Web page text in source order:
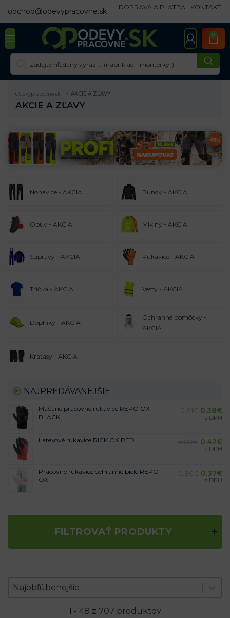
obchod@odevypracovne.sk DOPRAVA A PLATBA KONTAKT
0
Odevypracovne.sk AKCIE A ZĽAVY
AKCIE A ZĽAVY
Nohavice - AKCIA Bundy - AKCIA
Obuv - AKCIA Mikiny - AKCIA
Súpravy - AKCIA Rukavice - AKCIA
Tričká - AKCIA Vesty - AKCIA
Doplnky - AKCIA
Ochranné pomôcky -
AKCIA
Kraťasy - AKCIA
NAJPREDÁVANEJŠIE
Máčané pracovné rukavice REPO OX
BLACK
0.38€
s DPH
Latexové rukavice RICK OX RED 0.42€
s DPH
Pracovné rukavice ochranné biele REPO
OX
0.37€
s DPH
FILTROVAŤ PRODUKTY
Zoradenie produktov
Sort content
Najobľúbenejšie
Sort content
1 - 48 z 707 produktov